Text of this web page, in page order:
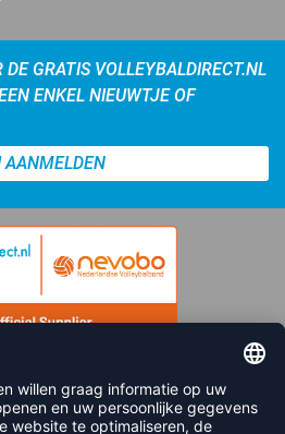
GRATIS VOLLEYBALDIRECT.NL
ENKEL NIEUWTJE OF
AANMELDEN